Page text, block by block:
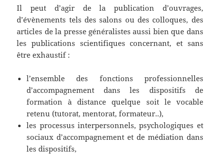
Il peut d’agir de la publication d’ouvrages,
d’évènements tels des salons ou des colloques, des
articles de la presse généralistes aussi bien que dans
les publications scientifiques concernant, et sans
être exhaustif :
l’ensemble des fonctions professionnelles
d’accompagnement dans les dispositifs de
formation à distance quelque soit le vocable
retenu (tutorat, mentorat, formateur..),
les processus interpersonnels, psychologiques et
sociaux d’accompagnement et de médiation dans
les dispositifs,